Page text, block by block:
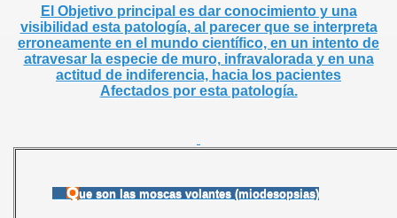
El Objetivo principal es dar conocimiento y una
visibilidad esta patología, al parecer que se interpreta
erroneamente en el mundo científico, en un intento de
atravesar la especie de muro, infravalorada y en una
actitud de indiferencia, hacia los pacientes
Afectados por esta patología.
Que son las moscas volantes (miodesopsias)